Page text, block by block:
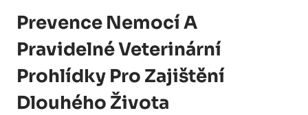
Prevence Nemocí A
Pravidelné Veterinární
Prohlídky Pro Zajištění
Dlouhého Života